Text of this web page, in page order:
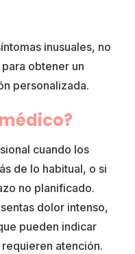
inusuales, no
obtener un
personalizada.
cuando los
de lo habitual, o si
no planificado.
dolor intenso,
pueden indicar
atención.